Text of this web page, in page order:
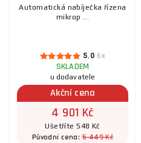
​Automatická nabíječka řízena
mikrop ...
5.0 6x
SKLADEM
u dodavatele
Akční cena
4 901 Kč
Ušetříte 548 Kč
Původní cena:5 449 Kč